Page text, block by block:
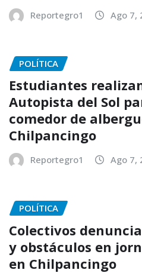
Reportegro1 Ago 7,
POLÍTICA
Estudiantes
Autopista del Sol
comedor de
Chilpancingo
Reportegro1 Ago 7,
POLÍTICA
Colectivos
y obstáculos en
en Chilpancingo